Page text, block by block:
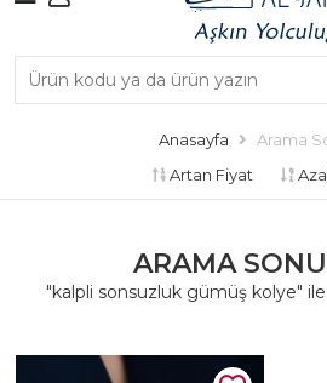
Anasayfa
Arama
Artan Fiyat
ARAMA
"kalpli sonsuzluk gümüş kolye" ile